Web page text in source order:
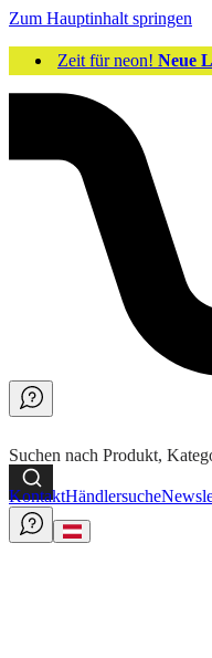
Zum Hauptinhalt springen
Zeit für neon! Neue
Suchen nach Produkt,
KontaktHändlersuche